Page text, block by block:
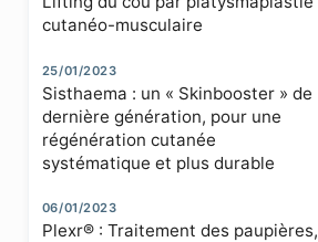
cutanéo-musculaire
25/01/2023
Sisthaema : un « Skinbooster » de
dernière génération, pour une
régénération cutanée
systématique et plus durable
06/01/2023
Plexr® : Traitement des paupières,